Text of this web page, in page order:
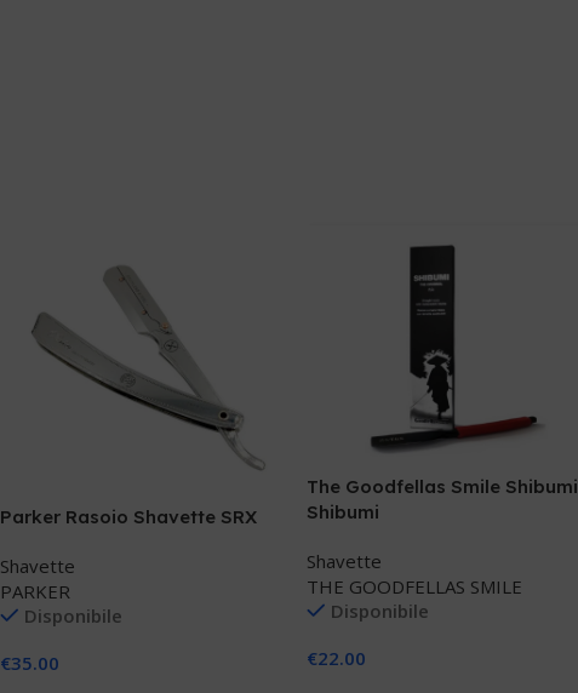
Parker Rasoio Shavette SRX
Shavette
PARKER
Disponibile
€35.00
The Goodfellas Smile Shibumi
Shibumi
Shavette
THE GOODFELLAS SMILE
Disponibile
€22.00